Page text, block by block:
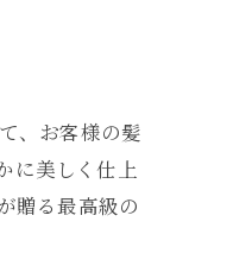
、お客様の髪
に美しく仕上
贈る最高級の